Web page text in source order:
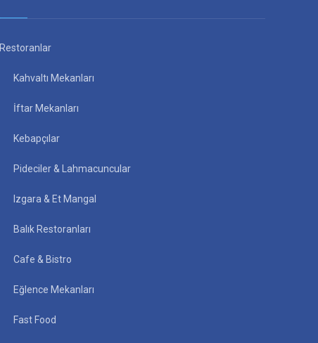
Restoranlar
Kahvaltı Mekanları
İftar Mekanları
Kebapçılar
Pideciler & Lahmacuncular
Izgara & Et Mangal
Balık Restoranları
Cafe & Bistro
Eğlence Mekanları
Fast Food